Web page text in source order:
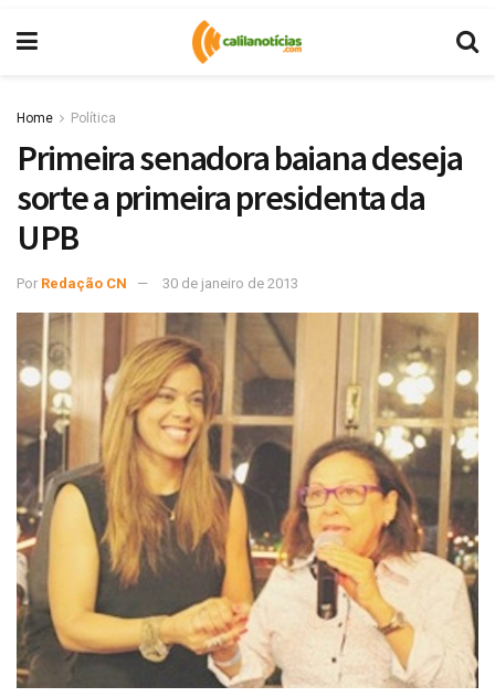
Home Política
Primeira senadora baiana deseja
sorte a primeira presidenta da
UPB
Por Redação CN 30 de janeiro de 2013